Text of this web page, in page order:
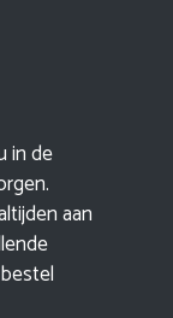
in de
aan